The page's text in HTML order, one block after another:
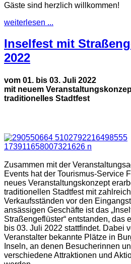
Gäste sind herzlich willkommen!
weiterlesen ...
Inselfest mit
2022
vom 01. bis 03. Juli 2022
mit neuem
traditionelles Stadtfest
Zusammen mit der
Events hat der Tourismus-Service
neues Veranstaltungskonzept
traditionellen Stadtfest mit
Verkaufsständen vor den
ansässigen Geschäfte ist das
Straßengeflüster“ entstanden, das
bis 03. Juli 2022 stattfindet. Dabei
Veranstalter bekannte Plätze in
Inseln, an denen Besucherinnen
verschiedene Attraktionen und